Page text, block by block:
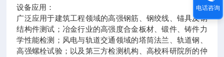
设备应用：
广泛应用于建筑工程领域的高强钢筋、钢绞线、锚具及钢
结构件测试；冶金行业的高强度合金板材、锻件、铸件力
学性能检测；风电与轨道交通领域的塔筒法兰、轨道钢、
高强螺栓试验；以及第三方检测机构、高校科研院所的仲
电话咨询